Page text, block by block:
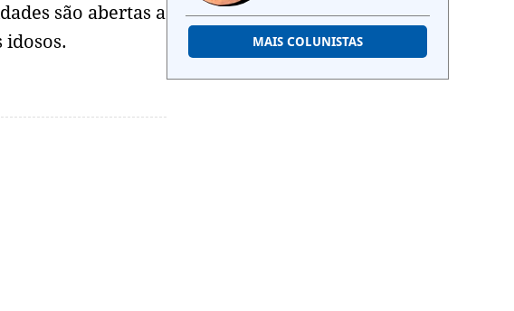
são abertas a
idosos.
MAIS COLUNISTAS